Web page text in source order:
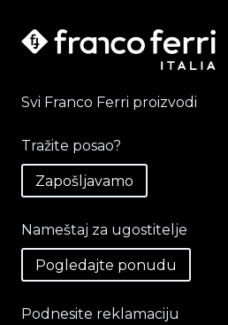
Svi Franco Ferri proizvodi
Tražite posao?
Zapošljavamo
Nameštaj za ugostitelje
Pogledajte ponudu
Podnesite reklamaciju